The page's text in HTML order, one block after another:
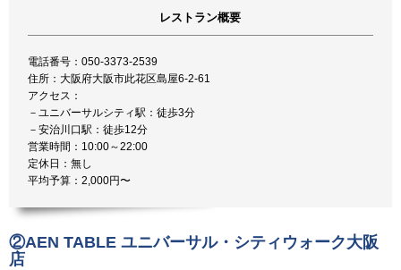
レストラン概要
電話番号：050-3373-2539
住所：大阪府大阪市此花区島屋6-2-61
アクセス：
－ユニバーサルシティ駅：徒歩3分
－安治川口駅：徒歩12分
営業時間：10:00～22:00
定休日：無し
平均予算：2,000円〜
②AEN TABLE ユニバーサル・シティウォーク大阪
店